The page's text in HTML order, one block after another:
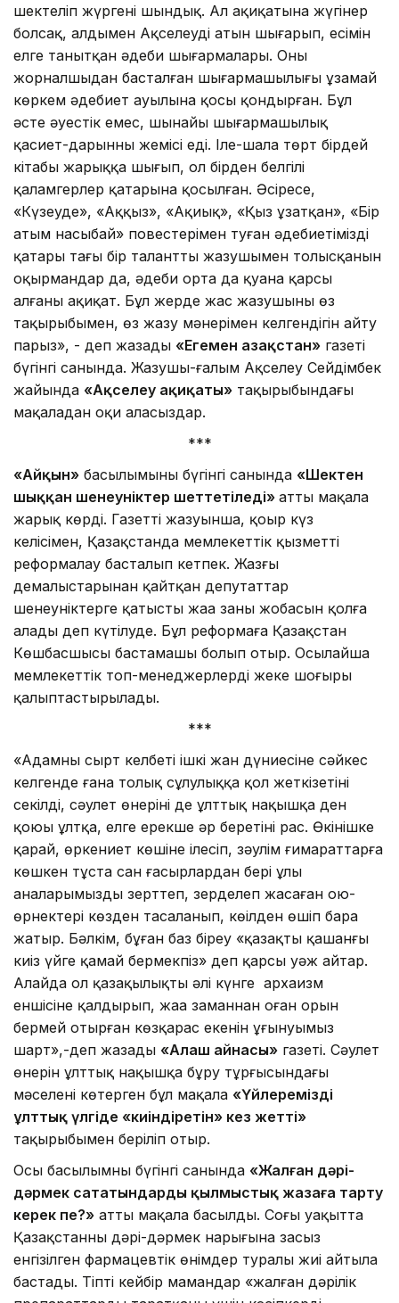
шектеліп жүргені шындық. Ал ақиқатына жүгінер
болсақ, алдымен Ақселеудің атын шығарып, есімін
елге танытқан әдеби шығармалары. Оның
жорналшыдан басталған шығармашылығы ұзамай
көркем әдебиет ауылына қоңсы қондырған. Бұл
әсте әуестік емес, шынайы шығармашылық
қасиет-дарынның жемісі еді. Іле-шала төрт бірдей
кітабы жарыққа шығып, ол бірден белгілі
қаламгерлер қатарына қосылған. Әсіресе,
«Күзеуде», «Аққыз», «Ақиық», «Қыз ұзатқан», «Бір
атым насыбай» повестерімен туған әдебиетіміздің
қатары тағы бір талантты жазушымен толысқанын
оқырмандар да, әдеби орта да қуана қарсы
алғаны ақиқат. Бұл жерде жас жазушының өз
тақырыбымен, өз жазу мәнерімен келгендігін айту
парыз», - деп жазады «Егемен Қазақстан» газеті
бүгінгі санында. Жазушы-ғалым Ақселеу Сейдімбек
жайында «Ақселеу ақиқаты» тақырыбындағы
мақаладан оқи аласыздар.
***
«Айқын» басылымының бүгінгі санында «Шектен
шыққан шенеуніктер шеттетіледі» атты мақала
жарық көрді. Газеттің жазуынша, қоңыр күз
келісімен, Қазақстанда мемлекеттік қызметті
реформалау басталып кетпек. Жазғы
демалыстарынан қайтқан депутаттар
шенеуніктерге қатысты жаңа заңның жобасын қолға
алады деп күтілуде. Бұл реформаға Қазақстан
Көшбасшысы бастамашы болып отыр. Осылайша
мемлекеттік топ-менеджерлердің жеке шоғыры
қалыптастырылады.
***
«Адамның сырт келбеті ішкі жан дүниесіне сәйкес
келгенде ғана толық сұлулыққа қол жеткізетіні
секілді, сәулет өнерінің де ұлттық нақышқа ден
қоюы ұлтқа, елге ерекше әр беретіні рас. Өкінішке
қарай, өркениет көшіне ілесіп, зәулім ғимараттарға
көшкен тұста сан ғасырлардан бері ұлы
аналарымыздың зерттеп, зерделеп жасаған ою-
өрнектері көзден тасаланып, көңілден өшіп бара
жатыр. Бәлкім, бұған баз біреу «қазақты қашанғы
киіз үйге қамай бермекпіз» деп қарсы уәж айтар.
Алайда ол қазақылықты әлі күнге архаизм
еншісіне қалдырып, жаңа заманнан оған орын
бермей отырған көзқарас екенін ұғынуымыз
шарт»,-деп жазады «Алаш айнасы» газеті. Сәулет
өнерін ұлттық нақышқа бұру тұрғысындағы
мәселені көтерген бұл мақала «Үйлеремізді
ұлттық үлгіде «киіндіретін» кез жетті»
тақырыбымен беріліп отыр.
Осы басылымның бүгінгі санында «Жалған дәрі-
дәрмек сататындарды қылмыстық жазаға тарту
керек пе?» атты мақала басылды. Соңғы уақытта
Қазақстанның дәрі-дәрмек нарығына заңсыз
енгізілген фармацевтік өнімдер туралы жиі айтыла
бастады. Тіпті кейбір мамандар «жалған дәрілік